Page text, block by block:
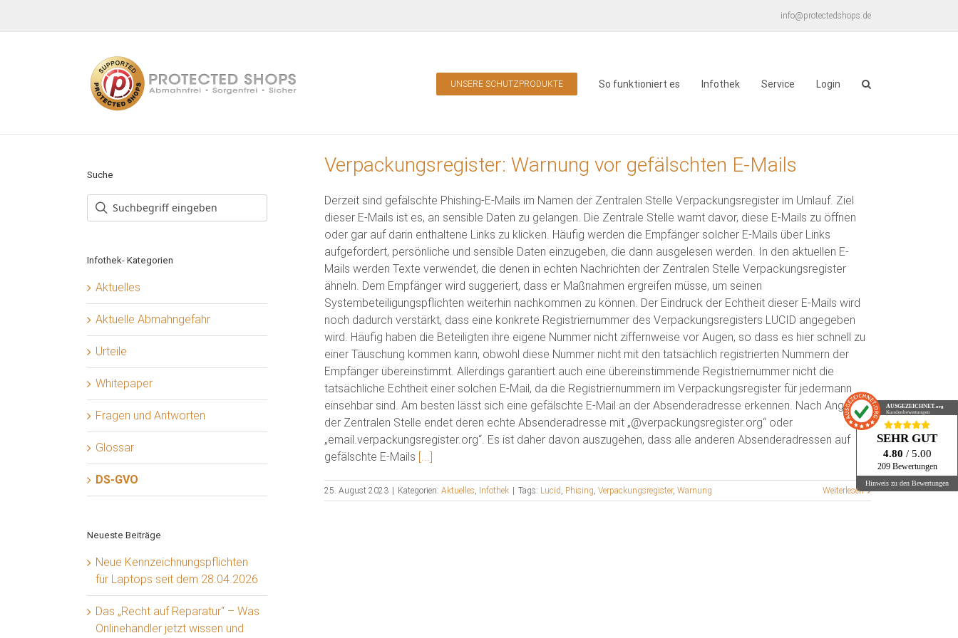
info@protectedshops.de
UNSERE SCHUTZPRODUKTE So funktioniert es Infothek Service Login
Verpackungsregister: Warnung vor gefälschten E-Mails
Derzeit sind gefälschte Phishing-E-Mails im Namen der Zentralen Stelle Verpackungsregister im Umlauf. Ziel
dieser E-Mails ist es, an sensible Daten zu gelangen. Die Zentrale Stelle warnt davor, diese E-Mails zu öffnen
oder gar auf darin enthaltene Links zu klicken. Häufig werden die Empfänger solcher E-Mails über Links
aufgefordert, persönliche und sensible Daten einzugeben, die dann ausgelesen werden. In den aktuellen E-
Mails werden Texte verwendet, die denen in echten Nachrichten der Zentralen Stelle Verpackungsregister
ähneln. Dem Empfänger wird suggeriert, dass er Maßnahmen ergreifen müsse, um seinen
Systembeteiligungspflichten weiterhin nachkommen zu können. Der Eindruck der Echtheit dieser E-Mails wird
noch dadurch verstärkt, dass eine konkrete Registriernummer des Verpackungsregisters LUCID angegeben
wird. Häufig haben die Beteiligten ihre eigene Nummer nicht ziffernweise vor Augen, so dass es hier schnell zu
einer Täuschung kommen kann, obwohl diese Nummer nicht mit den tatsächlich registrierten Nummern der
Empfänger übereinstimmt. Allerdings garantiert auch eine übereinstimmende Registriernummer nicht die
tatsächliche Echtheit einer solchen E-Mail, da die Registriernummern im Verpackungsregister für jedermann
einsehbar sind. Am besten lässt sich eine gefälschte E-Mail an der Absenderadresse erkennen. Nach Angaben
der Zentralen Stelle endet deren echte Absenderadresse mit „@verpackungsregister.org“ oder
„email.verpackungsregister.org“. Es ist daher davon auszugehen, dass alle anderen Absenderadressen auf
gefälschte E-Mails [...]
25. August 2023 Kategorien: Aktuelles, Infothek Tags: Lucid, Phising, Verpackungsregister, Warnung Weiterlesen
Suche
Infothek- Kategorien
Aktuelles
Aktuelle Abmahngefahr
Urteile
Whitepaper
Fragen und Antworten
Glossar
DS-GVO
Neueste Beiträge
Neue Kennzeichnungspflichten
für Laptops seit dem 28.04.2026
Das „Recht auf Reparatur“ – Was
Onlinehändler jetzt wissen und
AUSGEZEICHNET.org
Kundenbewertungen
SEHR GUT
4.80 / 5.00
209 Bewertungen
Hinweis zu den Bewertungen